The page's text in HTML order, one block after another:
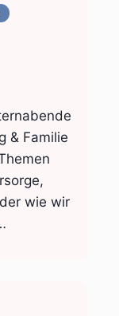
& Familie
wie wir